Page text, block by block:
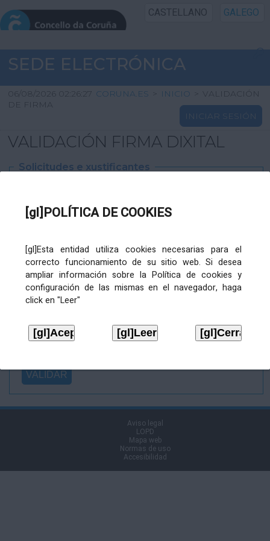
[gl]POLÍTICA DE COOKIES
[gl]Esta entidad utiliza cookies necesarias para el
correcto funcionamiento de su sitio web. Si desea
ampliar información sobre la Política de cookies y
configuración de las mismas en el navegador, haga
click en "Leer"
CASTELLANO GALEGO
INICIO SEDE
INICIO
INFORMACIÓN PÚBLICA
SEDE ELECTRÓNICA
06/08/2026 02:26:27 CORUNA.ES > INICIO >
VALIDACIÓN
DE FIRMA
INICIAR SESIÓN
VALIDACIÓN FIRMA DIXITAL
Solicitudes e xustificantes
XML
Ficheiros varios
Ficheiro
asinado:
firma (.p7s):
Aviso legal
LOPD
Mapa web
Normas de uso
Accesibilidad